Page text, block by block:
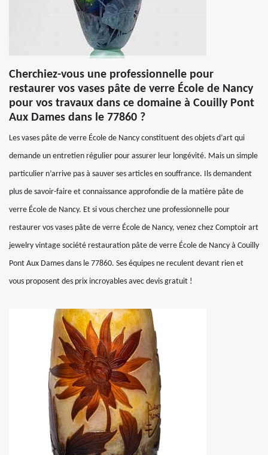
Cherchiez-vous une professionnelle pour
restaurer vos vases pâte de verre École de Nancy
pour vos travaux dans ce domaine à Couilly Pont
Aux Dames dans le 77860 ?
Les vases pâte de verre École de Nancy constituent des objets d’art qui
demande un entretien régulier pour assurer leur longévité. Mais un simple
particulier n’arrive pas à sauver ses articles en souffrance. Ils demandent
plus de savoir-faire et connaissance approfondie de la matière pâte de
verre École de Nancy. Et si vous cherchez une professionnelle pour
restaurer vos vases pâte de verre École de Nancy, venez chez Comptoir art
jewelry vintage société restauration pâte de verre École de Nancy à Couilly
Pont Aux Dames dans le 77860. Ses équipes ne reculent devant rien et
vous proposent des prix incroyables avec devis gratuit !